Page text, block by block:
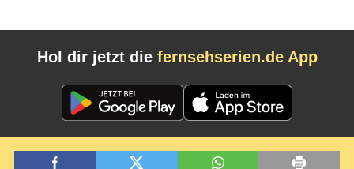
Hol dir jetzt die fernsehserien.de App